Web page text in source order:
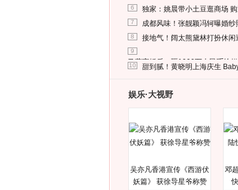
6 独家：姚晨带小土豆逛商场
7 成都风味！张靓颖冯轲曝婚
8 接地气！阔太熊黛林打扮休闲
9
马蓉离婚后，砸1000万人民币给
10 甜到腻！黄晓明上海庆生
娱乐·大视野
吴亦凡香港宣传《西游伏
妖篇》 获徐导星爷称赞
邓